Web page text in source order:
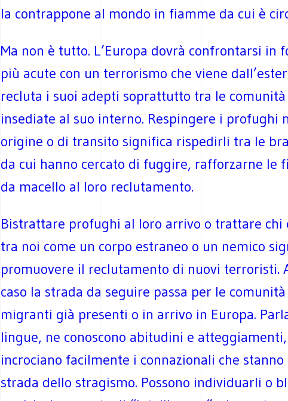
la contrappone al mondo in fiamme da cui è
Ma non è tutto. L’Europa dovrà confrontarsi in
più acute con un terrorismo che viene
recluta i suoi adepti soprattutto tra le
insediate al suo interno. Respingere i profughi
origine o di transito significa rispedirli tra le
da cui hanno cercato di fuggire, rafforzarne le
da macello al loro reclutamento.
Bistrattare profughi al loro arrivo o trattare chi
tra noi come un corpo estraneo o un nemico
promuovere il reclutamento di nuovi terroristi.
caso la strada da seguire passa per le
migranti già presenti o in arrivo in Europa.
lingue, ne conoscono abitudini e
incrociano facilmente i connazionali che stanno
strada dello stragismo. Possono individuarli o